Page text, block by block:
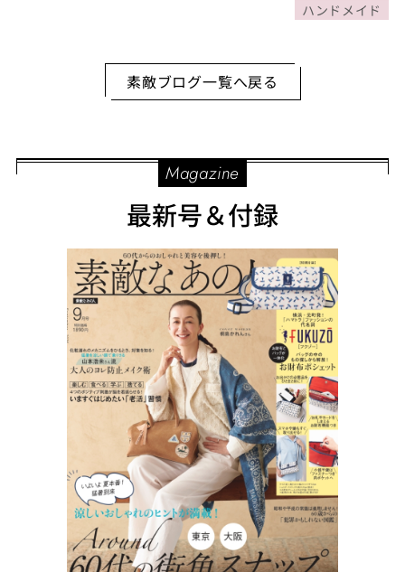
ハンドメイド
素敵ブログ一覧へ戻る
Magazine
最新号＆付録